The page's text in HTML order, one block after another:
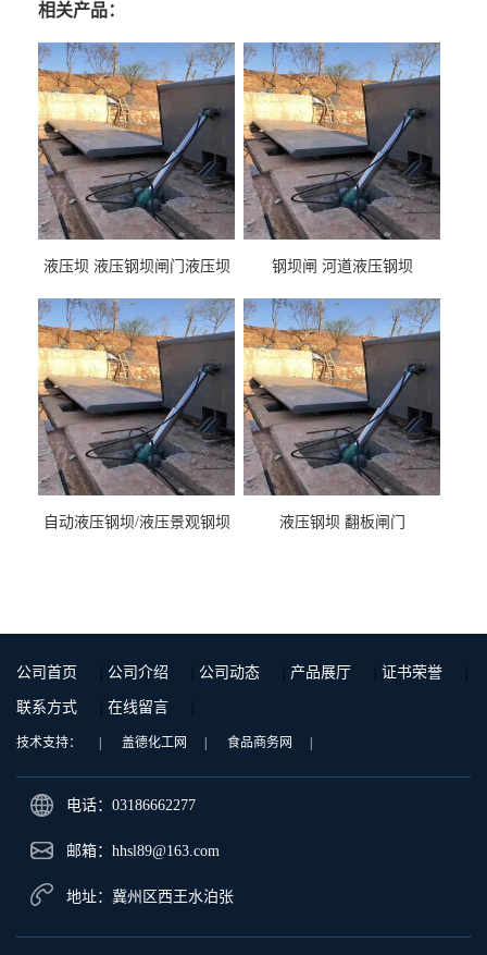
相关产品：
液压坝 液压钢坝闸门液压坝
钢坝闸 河道液压钢坝
自动液压钢坝/液压景观钢坝 液压钢坝 翻板闸门
公司首页 公司介绍 公司动态 产品展厅 证书荣誉
联系方式 在线留言
技术支持： 盖德化工网 食品商务网
电话：03186662277
邮箱：hhsl89@163.com
地址：冀州区西王水泊张